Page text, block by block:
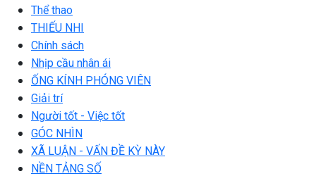
Thể thao
THIẾU NHI
Chính sách
Nhịp cầu nhân ái
ỐNG KÍNH PHÓNG VIÊN
Giải trí
Người tốt - Việc tốt
GÓC NHÌN
XÃ LUẬN - VẤN ĐỀ KỲ NÀY
NỀN TẢNG SỐ